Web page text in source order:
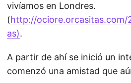
vivíamos en Londres.
(http://ociore.orcasitas.com/
as).
A partir de ahí se inició un
comenzó una amistad que